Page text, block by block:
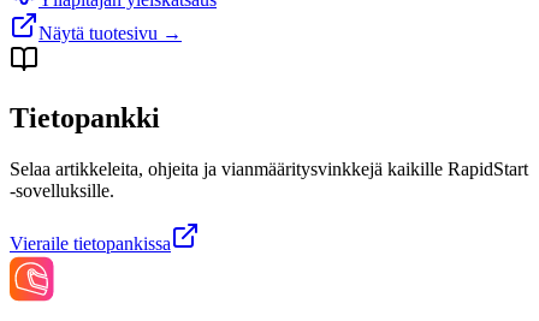
Näytä tuotesivu →
Tietopankki
Selaa artikkeleita, ohjeita ja vianmääritysvinkkejä kaikille RapidStart
-sovelluksille.
Vieraile tietopankissa